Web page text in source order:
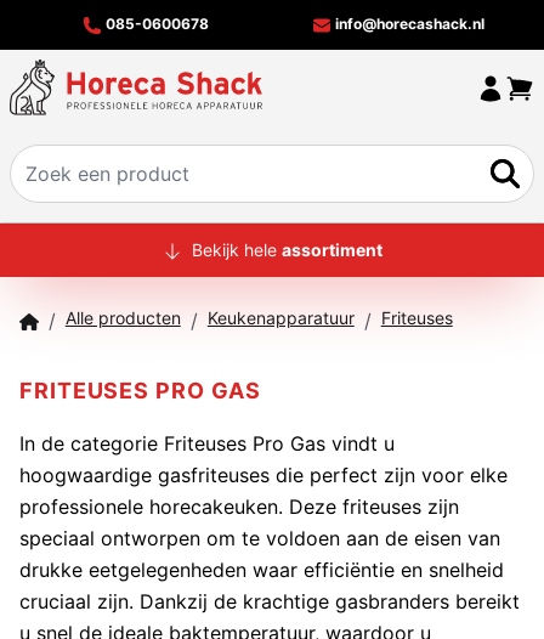
085-0600678 info@horecashack.nl
HOME
MERKEN
CONTACT
Bekijk hele assortiment
/ Alle producten / Keukenapparatuur / Friteuses
FRITEUSES PRO GAS
In de categorie Friteuses Pro Gas vindt u
hoogwaardige gasfriteuses die perfect zijn voor elke
professionele horecakeuken. Deze friteuses zijn
speciaal ontworpen om te voldoen aan de eisen van
drukke eetgelegenheden waar efficiëntie en snelheid
cruciaal zijn. Dankzij de krachtige gasbranders bereikt
u snel de ideale baktemperatuur, waardoor u